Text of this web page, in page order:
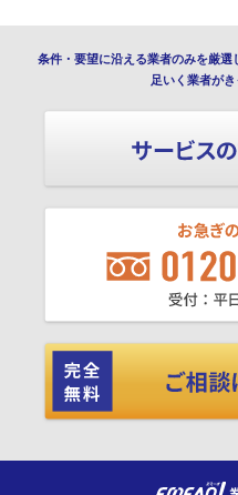
条件・要望に沿える業者のみを厳
足いく業者がき